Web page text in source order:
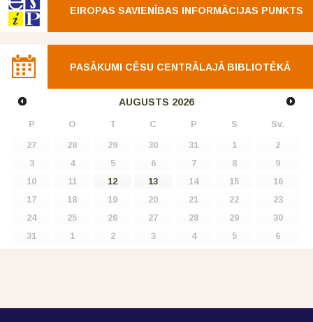
EIROPAS SAVIENĪBAS INFORMĀCIJAS PUNKTS
PASĀKUMI CĒSU CENTRĀLAJĀ BIBLIOTĒKĀ
AUGUSTS 2026
P O T C P S Sv.
27 28 29 30 31 1
2
3
4 5 6 7 8
9
10
11 12 13 14 15
16
17
18 19 20 21 22
23
24
25 26 27 28 29
30
31
1 2 3 4 5 6